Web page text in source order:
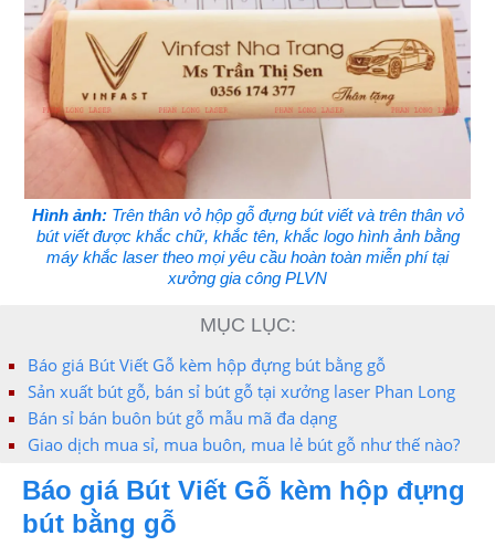
Hình ảnh:Trên thân vỏ hộp gỗ đựng bút viết và trên thân vỏ
bút viết được khắc chữ, khắc tên, khắc logo hình ảnh bằng
máy khắc laser theo mọi yêu cầu hoàn toàn miễn phí tại
xưởng gia công PLVN
MỤC LỤC:
Báo giá Bút Viết Gỗ kèm hộp đựng bút bằng gỗ
Sản xuất bút gỗ, bán sỉ bút gỗ tại xưởng laser Phan Long
Bán sỉ bán buôn bút gỗ mẫu mã đa dạng
Giao dịch mua sỉ, mua buôn, mua lẻ bút gỗ như thế nào?
Báo giá Bút Viết Gỗ kèm hộp đựng
bút bằng gỗ